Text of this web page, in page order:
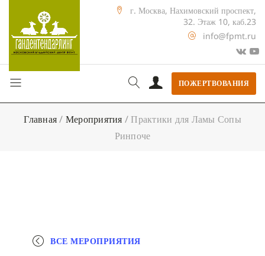
г. Москва, Нахимовский проспект,
32. Этаж 10, каб.23
info@fpmt.ru
ПОЖЕРТВОВАНИЯ
Главная/ Мероприятия / Практики для Ламы Сопы
Ринпоче
ВСЕ МЕРОПРИЯТИЯ